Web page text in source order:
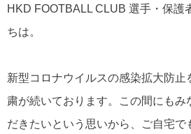
HKD FOOTBALL CLUB 選手・保護
ちは。
新型コロナウイルスの感染拡大防止
粛が続いております。この間にもみ
だきたいという思いから、ご自宅で